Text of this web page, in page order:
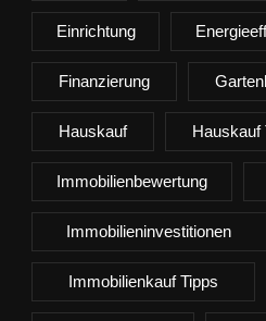
Einrichtung
Finanzierung
Hauskauf Hauskauf
Immobilienbewertung
Immobilieninvestitionen
Immobilienkauf Tipps